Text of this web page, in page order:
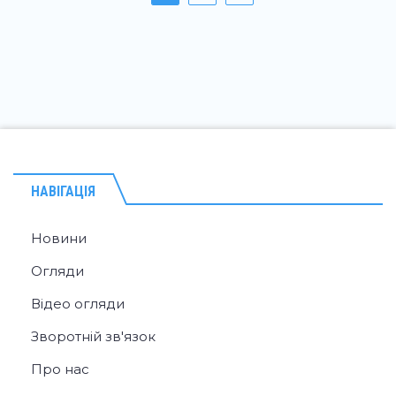
НАВІГАЦІЯ
Новини
Огляди
Відео огляди
Зворотній зв'язок
Про нас